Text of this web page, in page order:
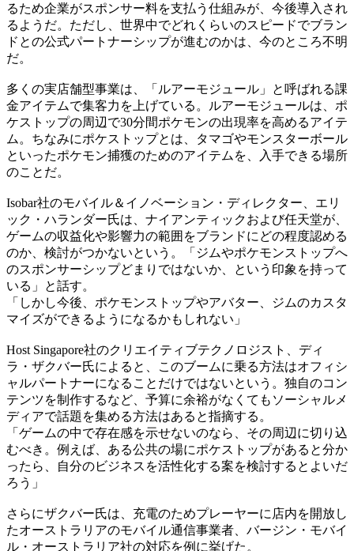
るため企業がスポンサー料を支払う仕組みが、今後導入され
るようだ。ただし、世界中でどれくらいのスピードでブラン
ドとの公式パートナーシップが進むのかは、今のところ不明
だ。
多くの実店舗型事業は、「ルアーモジュール」と呼ばれる課
金アイテムで集客力を上げている。ルアーモジュールは、ポ
ケストップの周辺で30分間ポケモンの出現率を高めるアイテ
ム。ちなみにポケストップとは、タマゴやモンスターボール
といったポケモン捕獲のためのアイテムを、入手できる場所
のことだ。
Isobar社のモバイル＆イノベーション・ディレクター、エリ
ック・ハランダー氏は、ナイアンティックおよび任天堂が、
ゲームの収益化や影響力の範囲をブランドにどの程度認める
のか、検討がつかないという。「ジムやポケモンストップへ
のスポンサーシップどまりではないか、という印象を持って
いる」と話す。
「しかし今後、ポケモンストップやアバター、ジムのカスタ
マイズができるようになるかもしれない」
Host Singapore社のクリエイティブテクノロジスト、ディ
ラ・ザクバー氏によると、このブームに乗る方法はオフィシ
ャルパートナーになることだけではないという。独自のコン
テンツを制作するなど、予算に余裕がなくてもソーシャルメ
ディアで話題を集める方法はあると指摘する。
「ゲームの中で存在感を示せないのなら、その周辺に切り込
むべき。例えば、ある公共の場にポケストップがあると分か
ったら、自分のビジネスを活性化する案を検討するとよいだ
ろう」
さらにザクバー氏は、充電のためプレーヤーに店内を開放し
たオーストラリアのモバイル通信事業者、バージン・モバイ
ル・オーストラリア社の対応を例に挙げた。